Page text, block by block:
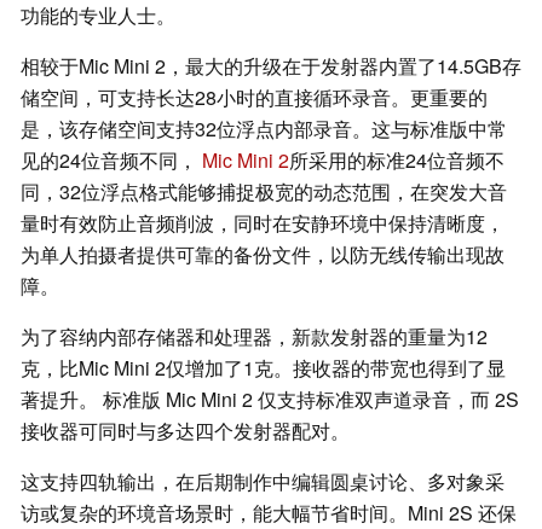
功能的专业人士。
相较于Mic Mini 2，最大的升级在于发射器内置了14.5GB存
储空间，可支持长达28小时的直接循环录音。更重要的
是，该存储空间支持32位浮点内部录音。这与标准版中常
见的24位音频不同， Mic Mini 2所采用的标准24位音频不
同，32位浮点格式能够捕捉极宽的动态范围，在突发大音
量时有效防止音频削波，同时在安静环境中保持清晰度，
为单人拍摄者提供可靠的备份文件，以防无线传输出现故
障。
为了容纳内部存储器和处理器，新款发射器的重量为12
克，比Mic Mini 2仅增加了1克。接收器的带宽也得到了显
著提升。 标准版 Mic Mini 2 仅支持标准双声道录音，而 2S
接收器可同时与多达四个发射器配对。
这支持四轨输出，在后期制作中编辑圆桌讨论、多对象采
访或复杂的环境音场景时，能大幅节省时间。Mini 2S 还保